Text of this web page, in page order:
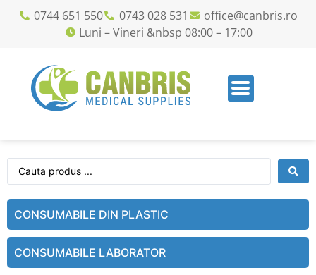
0744 651 550 0743 028 531
office@canbris.ro
Luni – Vineri &nbsp 08:00 – 17:00
CONSUMABILE DIN PLASTIC
CONSUMABILE LABORATOR